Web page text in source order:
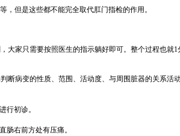
但是这些都不能完全取代肛门指检的作用。
只需要按照医生的指示躺好即可。整个过程也就1
病变的性质、范围、活动度、与周围脏器的关系活动
行初诊。
右前方处有压痛。